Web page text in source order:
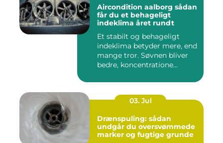
Aircondition aalborg sådan
får du et behageligt
indeklima året rundt
Et stabilt og behageligt
indeklima betyder mere, end
mange tror. Søvnen bliver
bedre, koncentratione...
03. Jul
Drænspuling: sådan
undgår du oversvømmede
marker og fugtige grunde